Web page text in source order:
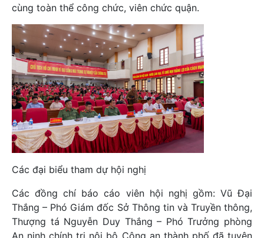
cùng toàn thể công chức, viên chức quận.
Các đại biểu tham dự hội nghị
Các đồng chí báo cáo viên hội nghị gồm: Vũ Đại
Thắng – Phó Giám đốc Sở Thông tin và Truyền thông,
Thượng tá Nguyễn Duy Thắng – Phó Trưởng phòng
An ninh chính trị nội bộ Công an thành phố đã tuyên